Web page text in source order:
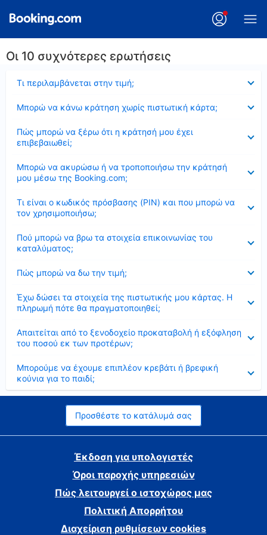
Οι 10 συχνότερες ερωτήσεις
Τι περιλαμβάνεται στην τιμή;
Μπορώ να κάνω κράτηση χωρίς πιστωτική κάρτα;
Πώς μπορώ να ξέρω ότι η κράτησή μου έχει
επιβεβαιωθεί;
Μπορώ να ακυρώσω ή να τροποποιήσω την κράτησή
μου μέσω της Booking.com;
Τι είναι ο κωδικός πρόσβασης (PIN) και που μπορώ να
τον χρησιμοποιήσω;
Πού μπορώ να βρω τα στοιχεία επικοινωνίας του
καταλύματος;
Πώς μπορώ να δω την τιμή;
Έχω δώσει τα στοιχεία της πιστωτικής μου κάρτας. Η
πληρωμή πότε θα πραγματοποιηθεί;
Απαιτείται από το ξενοδοχείο προκαταβολή ή εξόφληση
του ποσού εκ των προτέρων;
Μπορούμε να έχουμε επιπλέον κρεβάτι ή βρεφική
κούνια για το παιδί;
Προσθέστε το κατάλυμά σας
Έκδοση για υπολογιστές
Όροι παροχής υπηρεσιών
Πώς λειτουργεί ο ιστοχώρος μας
Πολιτική Απορρήτου
Διαχείριση ρυθμίσεων cookies